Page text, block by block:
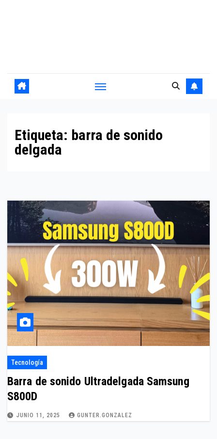
Etiqueta: barra de sonido
delgada
Tecnología
Barra de sonido Ultradelgada Samsung
S800D
JUNIO 11, 2025 GUNTER.GONZALEZ